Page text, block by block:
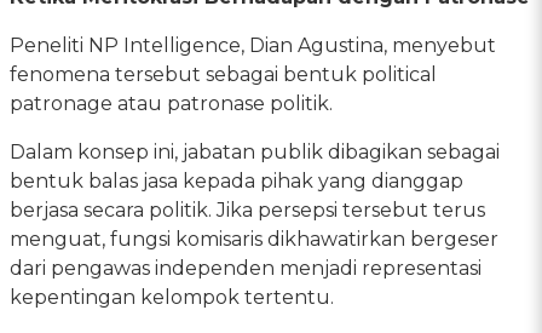
Peneliti NP Intelligence, Dian Agustina, menyebut
fenomena tersebut sebagai bentuk political
patronage atau patronase politik.
Dalam konsep ini, jabatan publik dibagikan sebagai
bentuk balas jasa kepada pihak yang dianggap
berjasa secara politik. Jika persepsi tersebut terus
menguat, fungsi komisaris dikhawatirkan bergeser
dari pengawas independen menjadi representasi
kepentingan kelompok tertentu.